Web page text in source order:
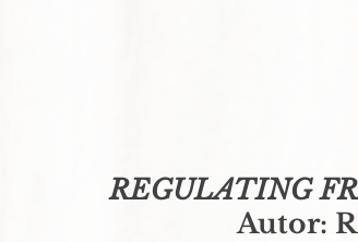
REGULATING
Autor: